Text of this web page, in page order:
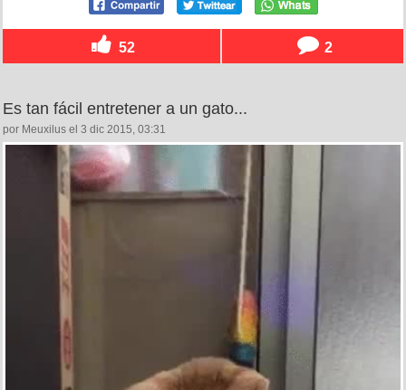
52 2
Es tan fácil entretener a un gato...
por Meuxilus el 3 dic 2015, 03:31